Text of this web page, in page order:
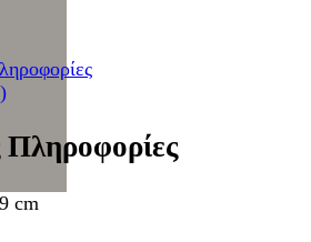
Πληροφορίες
cm